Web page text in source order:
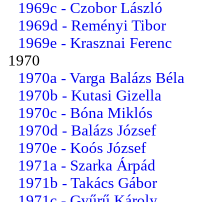
1969c - Czobor László
1969d - Reményi Tibor
1969e - Krasznai Ferenc
1970
1970a - Varga Balázs Béla
1970b - Kutasi Gizella
1970c - Bóna Miklós
1970d - Balázs József
1970e - Koós József
1971a - Szarka Árpád
1971b - Takács Gábor